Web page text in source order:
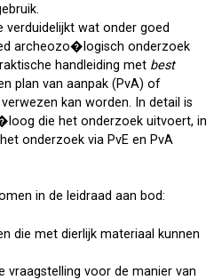
wat onder goed
archeozo�logisch onderzoek
handleiding met best
plan van aanpak (PvA) of
kan worden. In detail is
die het onderzoek uitvoert, in
onderzoek via PvE en PvA
in de leidraad aan bod:
die met dierlijk materiaal kunnen
vraagstelling voor de manier van